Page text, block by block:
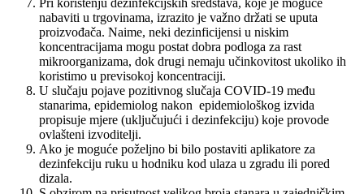
nabaviti u trgovinama, izrazito je važno držati se uputa
proizvođača. Naime, neki dezinficijensi u niskim
koncentracijama mogu postat dobra podloga za rast
mikroorganizama, dok drugi nemaju učinkovitost ukoliko ih
koristimo u previsokoj koncentraciji.
U slučaju pojave pozitivnog slučaja COVID-19 među
stanarima, epidemiolog nakon epidemiološkog izvida
propisuje mjere (uključujući i dezinfekciju) koje provode
ovlašteni izvoditelji.
Ako je moguće poželjno bi bilo postaviti aplikatore za
dezinfekciju ruku u hodniku kod ulaza u zgradu ili pored
dizala.